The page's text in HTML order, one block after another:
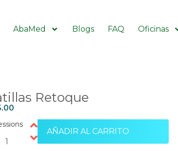
AbaMed Blogs FAQ Oficinas
Retoque
AÑADIR AL CARRITO